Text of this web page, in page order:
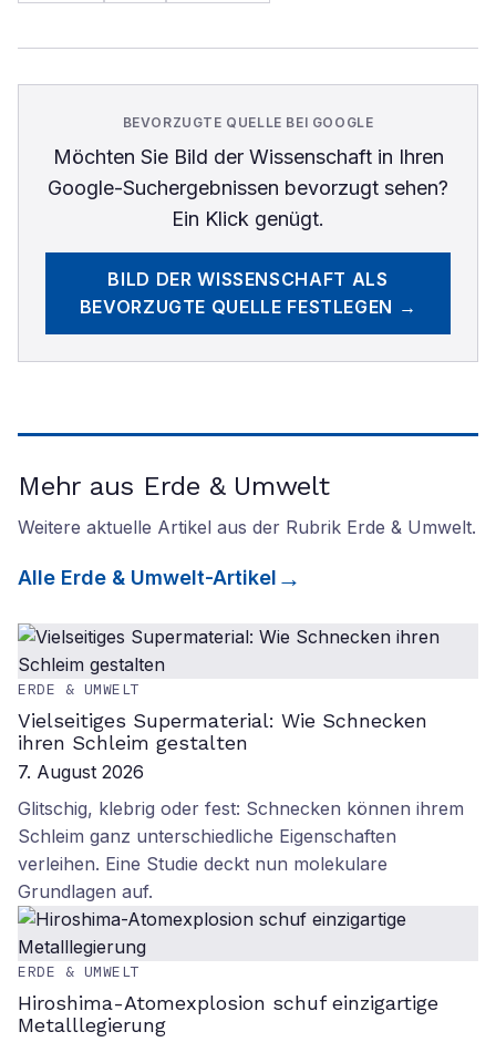
BEVORZUGTE QUELLE BEI GOOGLE
Möchten Sie Bild der Wissenschaftin Ihren
Google-Suchergebnissen bevorzugt sehen?
Ein Klick genügt.
BILD DER WISSENSCHAFT ALS
BEVORZUGTE QUELLE FESTLEGEN →
Mehr aus Erde & Umwelt
Weitere aktuelle Artikel aus der Rubrik Erde & Umwelt.
Alle Erde & Umwelt-Artikel
ERDE & UMWELT
Vielseitiges Supermaterial: Wie Schnecken
ihren Schleim gestalten
7. August 2026
Glitschig, klebrig oder fest: Schnecken können ihrem
Schleim ganz unterschiedliche Eigenschaften
verleihen. Eine Studie deckt nun molekulare
Grundlagen auf.
ERDE & UMWELT
Hiroshima-Atomexplosion schuf einzigartige
Metalllegierung